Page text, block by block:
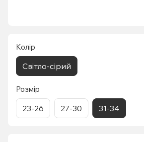
Колір
Світло-сірий
Розмір
23-26 27-30 31-34